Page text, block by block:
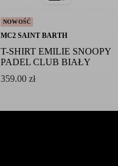
NOWOŚĆ
MC2 SAINT BARTH
T-SHIRT EMILIE SNOOPY
PADEL CLUB BIAŁY
359.00 zł